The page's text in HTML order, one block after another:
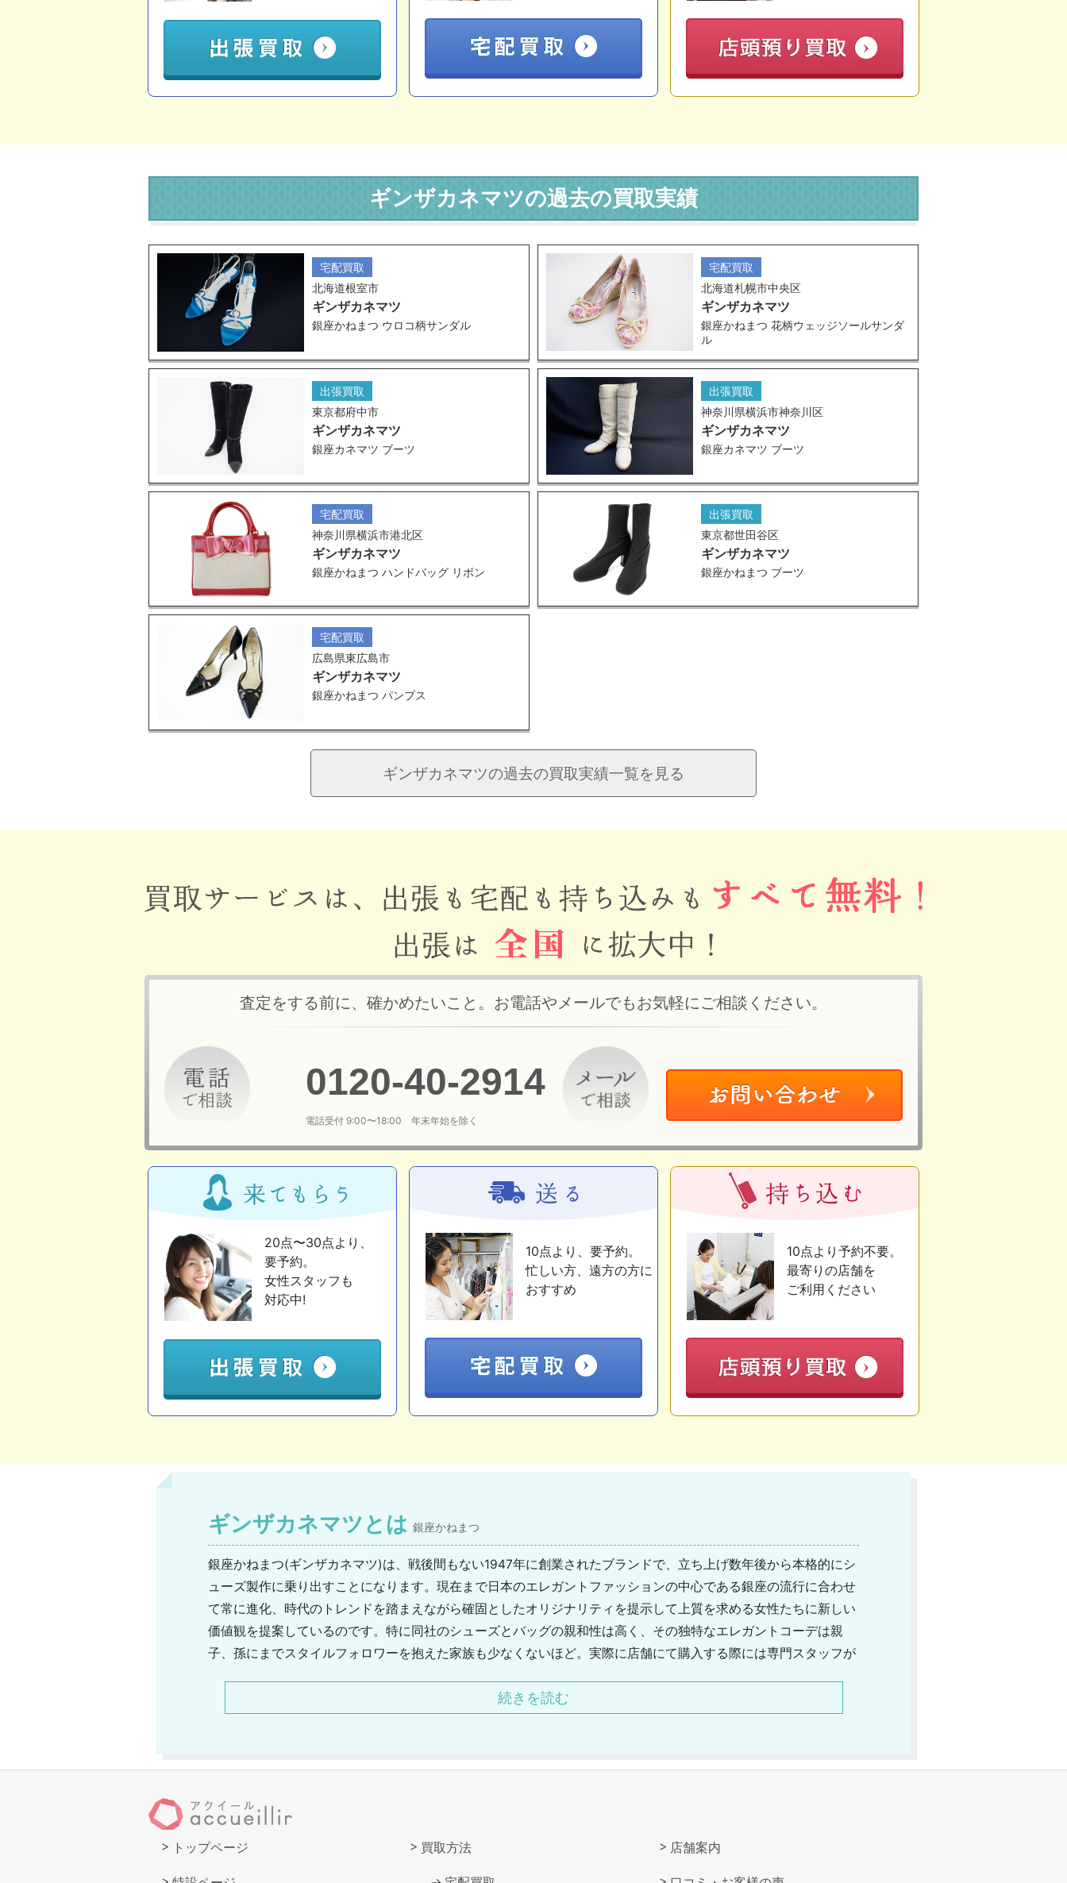
ギンザカネマツの過去の買取実績
宅配買取
北海道根室市
ギンザカネマツ
銀座かねまつ ウロコ柄サンダル
宅配買取
北海道札幌市中央区
ギンザカネマツ
銀座かねまつ 花柄ウェッジソールサンダ
ル
出張買取
東京都府中市
ギンザカネマツ
銀座カネマツ ブーツ
出張買取
神奈川県横浜市神奈川区
ギンザカネマツ
銀座カネマツ ブーツ
宅配買取
神奈川県横浜市港北区
ギンザカネマツ
銀座かねまつ ハンドバッグ リボン
出張買取
東京都世田谷区
ギンザカネマツ
銀座かねまつ ブーツ
宅配買取
広島県東広島市
ギンザカネマツ
銀座かねまつ パンプス
ギンザカネマツの過去の買取実績一覧を見る
査定をする前に、確かめたいこと。お電話やメールでもお気軽にご相談ください。
0120-40-2914
電話受付 9:00〜18:00 年末年始を除く
20点〜30点より、
要予約。
女性スタッフも
対応中!
10点より、要予約。
忙しい方、遠方の方に
おすすめ
10点より予約不要。
最寄りの店舗を
ご利用ください
ギンザカネマツとは 銀座かねまつ
銀座かねまつ(ギンザカネマツ)は、戦後間もない1947年に創業されたブランドで、立ち上げ数年後から本格的にシ
ューズ製作に乗り出すことになります。現在まで日本のエレガントファッションの中心である銀座の流行に合わせ
て常に進化、時代のトレンドを踏まえながら確固としたオリジナリティを提示して上質を求める女性たちに新しい
価値観を提案しているのです。特に同社のシューズとバッグの親和性は高く、その独特なエレガントコーデは親
子、孫にまでスタイルフォロワーを抱えた家族も少なくないほど。実際に店舗にて購入する際には専門スタッフが
性の足の型に合わせた木型の開発を怠らない姿勢は、本来すべてのシューズ販売店が見習わなくてはならないもの
続きを読む
トップページ 買取方法 店舗案内